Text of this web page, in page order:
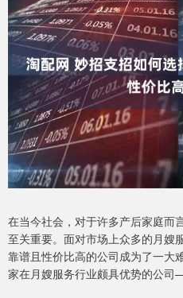
在当今社会，对于许多产后家庭而
至关重要。面对市场上众多的月嫂
靠谱且性价比高的公司成为了一大
家在月嫂服务行业颇具优势的公司